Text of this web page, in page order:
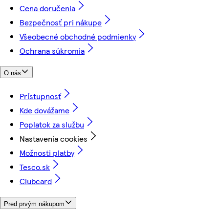
Cena doručenia
Bezpečnosť pri nákupe
Všeobecné obchodné podmienky
Ochrana súkromia
O nás
Prístupnosť
Kde dovážame
Poplatok za službu
Nastavenia cookies
Možnosti platby
Tesco.sk
Clubcard
Pred prvým nákupom